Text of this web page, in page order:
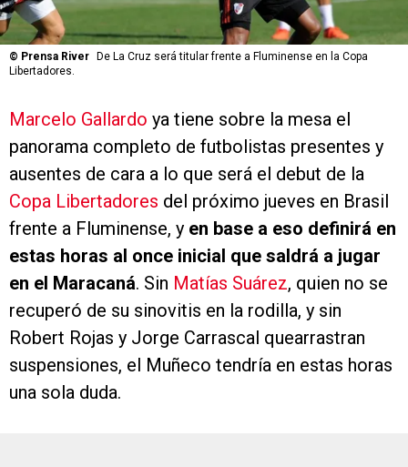
© Prensa River
De La Cruz será titular frente a Fluminense en la Copa
Libertadores.
Marcelo Gallardo ya tiene sobre la mesa el
panorama completo de futbolistas presentes y
ausentes de cara a lo que será el debut de la
Copa Libertadores del próximo jueves en Brasil
frente a Fluminense, y en base a eso definirá en
estas horas al once inicial que saldrá a jugar
en el Maracaná. Sin Matías Suárez, quien no se
recuperó de su sinovitis en la rodilla, y sin
Robert Rojas y Jorge Carrascal quearrastran
suspensiones, el Muñeco tendría en estas horas
una sola duda.